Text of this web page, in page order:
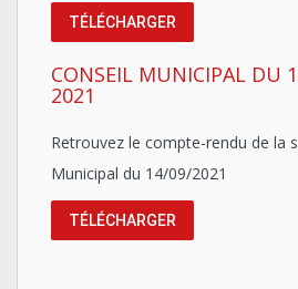
TÉLÉCHARGER
CONSEIL MUNICIPAL DU
2021
Retrouvez le compte-rendu de la
Municipal du 14/09/2021
TÉLÉCHARGER